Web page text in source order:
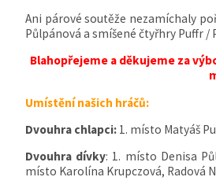
Ani párové soutěže nezamíchaly
Půlpánová a smíšené čtyřhry Puffr
Blahopřejeme a děkujeme za
Umístění našich hráčů:
Dvouhra chlapci: 1. místo Matyáš
Dvouhra dívky: 1. místo Denisa
místo Karolína Krupczová, Radová